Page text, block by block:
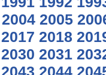
2004 2005
2017 2018
2030 2031
2043 2044